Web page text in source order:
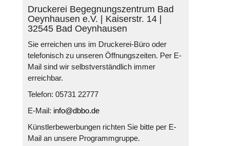
Druckerei Begegnungszentrum Bad
Oeynhausen e.V. | Kaiserstr. 14 |
32545 Bad Oeynhausen
Sie erreichen uns im Druckerei-Büro oder
telefonisch zu unseren Öffnungszeiten. Per E-
Mail sind wir selbstverständlich immer
erreichbar.
Telefon: 05731 22777
E-Mail: info@dbbo.de
Künstlerbewerbungen richten Sie bitte per E-
Mail an unsere Programmgruppe.